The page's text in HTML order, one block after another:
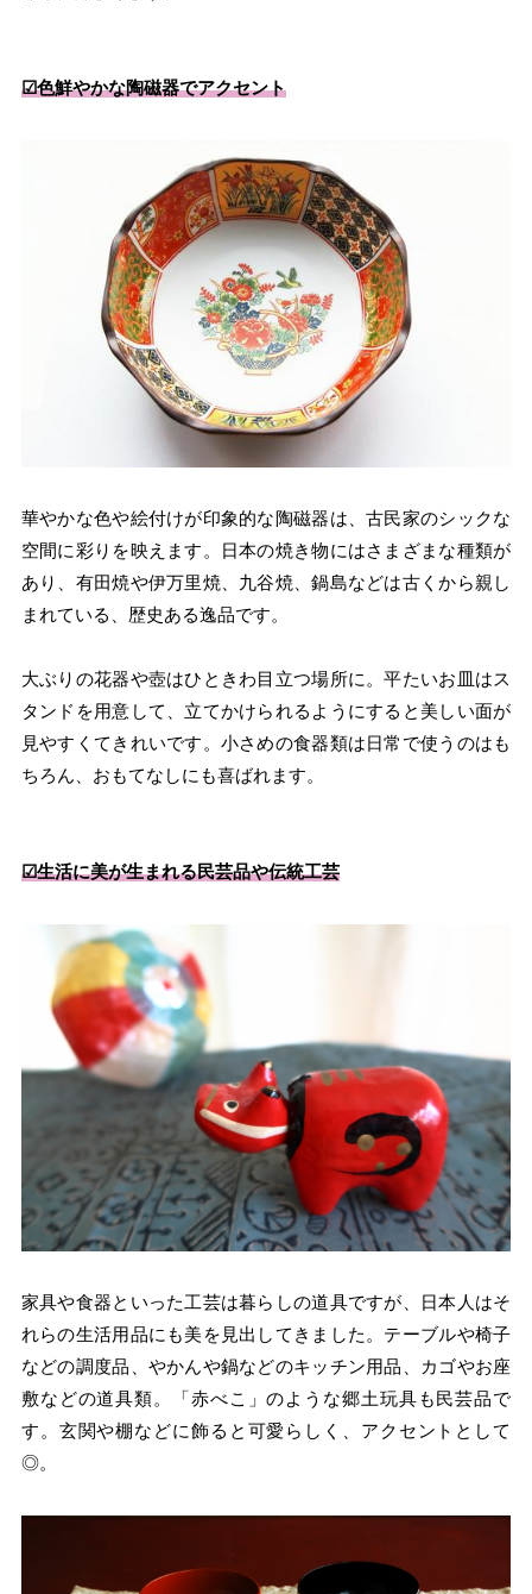
☑︎色鮮やかな陶磁器でアクセント
華やかな色や絵付けが印象的な陶磁器は、古民家のシックな
空間に彩りを映えます。日本の焼き物にはさまざまな種類が
あり、有田焼や伊万里焼、九谷焼、鍋島などは古くから親し
まれている、歴史ある逸品です。
大ぶりの花器や壺はひときわ目立つ場所に。平たいお皿はス
タンドを用意して、立てかけられるようにすると美しい面が
見やすくてきれいです。小さめの食器類は日常で使うのはも
ちろん、おもてなしにも喜ばれます。
☑︎生活に美が生まれる民芸品や伝統工芸
家具や食器といった工芸は暮らしの道具ですが、日本人はそ
れらの生活用品にも美を見出してきました。テーブルや椅子
などの調度品、やかんや鍋などのキッチン用品、カゴやお座
敷などの道具類。「赤べこ」のような郷土玩具も民芸品で
す。玄関や棚などに飾ると可愛らしく、アクセントとして
◎。